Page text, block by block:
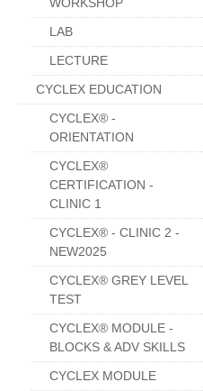
LAB
LECTURE
CYCLEX EDUCATION
CYCLEX® -
ORIENTATION
CYCLEX®
CERTIFICATION -
CLINIC 1
CYCLEX® - CLINIC 2 -
NEW2025
CYCLEX® GREY LEVEL
TEST
CYCLEX® MODULE -
BLOCKS & ADV SKILLS
CYCLEX MODULE